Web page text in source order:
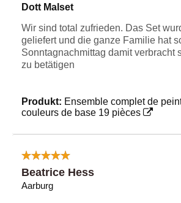
Dott Malset
Wir sind total zufrieden. Das Set
geliefert und die ganze Familie hat
Sonntagnachmittag damit verbracht
zu betätigen
Produkt: Ensemble complet de
couleurs de base 19 pièces
Beatrice Hess
Aarburg